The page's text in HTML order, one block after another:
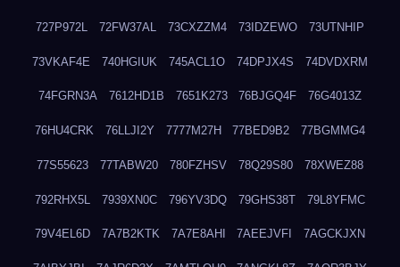
727P972L 72FW37AL 73CXZZM4 73IDZEWO 73UTNHIP
73VKAF4E 740HGIUK 745ACL1O 74DPJX4S 74DVDXRM
74FGRN3A 7612HD1B 7651K273 76BJGQ4F 76G4013Z
76HU4CRK 76LLJI2Y 7777M27H 77BED9B2 77BGMMG4
77S55623 77TABW20 780FZHSV 78Q29S80 78XWEZ88
792RHX5L 7939XN0C 796YV3DQ 79GHS38T 79L8YFMC
79V4EL6D 7A7B2KTK 7A7E8AHI 7AEEJVFI 7AGCKJXN